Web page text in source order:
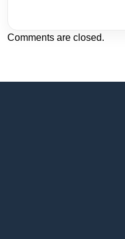
Comments are closed.